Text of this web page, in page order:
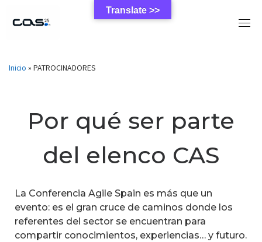
Inicio » PATROCINADORES
Por qué ser parte
del elenco CAS
La Conferencia Agile Spain es más que un
evento: es el gran cruce de caminos donde los
referentes del sector se encuentran para
compartir conocimientos, experiencias… y futuro.
Translate >>